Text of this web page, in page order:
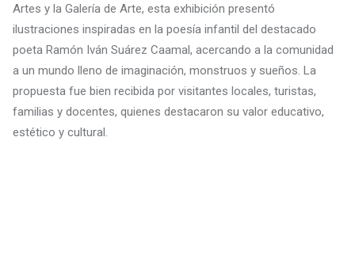
Artes y la Galería de Arte, esta exhibición presentó
ilustraciones inspiradas en la poesía infantil del destacado
poeta Ramón Iván Suárez Caamal, acercando a la comunidad
a un mundo lleno de imaginación, monstruos y sueños. La
propuesta fue bien recibida por visitantes locales, turistas,
familias y docentes, quienes destacaron su valor educativo,
estético y cultural.